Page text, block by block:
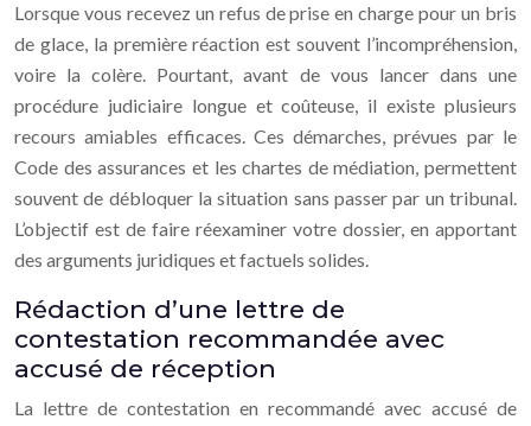
Lorsque vous recevez un refus de prise en charge pour un bris
de glace, la première réaction est souvent l’incompréhension,
voire la colère. Pourtant, avant de vous lancer dans une
procédure judiciaire longue et coûteuse, il existe plusieurs
recours amiables efficaces. Ces démarches, prévues par le
Code des assurances et les chartes de médiation, permettent
souvent de débloquer la situation sans passer par un tribunal.
L’objectif est de faire réexaminer votre dossier, en apportant
des arguments juridiques et factuels solides.
Rédaction d’une lettre de
contestation recommandée avec
accusé de réception
La lettre de contestation en recommandé avec accusé de